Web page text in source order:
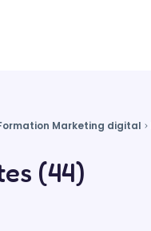
Marketing digital
(44)